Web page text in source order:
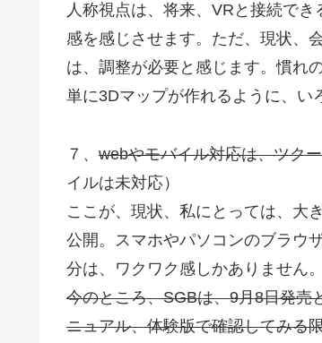
人称視点は、将来、VRと接続で
感を感じさせます。ただ、現状、
は、調整が必要と感じます。慣れ
単に3Dマップが作れるように、い
７、 webやモバイル対応は、ツク
イルは未対応）
ここが、現状、私にとっては、大
公開。スマホやパソコンのブラウ
分は、ワクワク感しかありません。
今のところ、SGBは、9月8日発売
ニュアル、体験版で確認してみる